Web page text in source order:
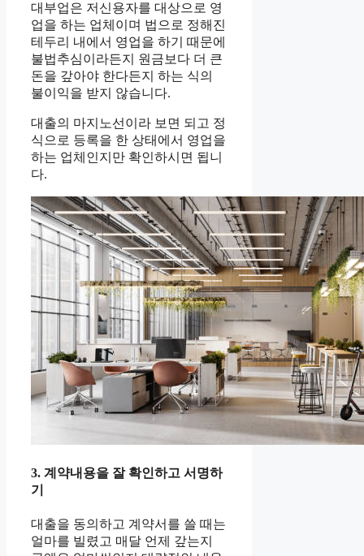
대부업은 저신용자를 대상으로 영
업을 하는 업체이며 법으로 정해진
테두리 내에서 영업을 하기 때문에
불법추심이라든지 원금보다 더 큰
돈을 갚아야 한다든지 하는 식의
불이익을 받지 않습니다.
대출의 마지노선이라 보면 되고 정
식으로 등록을 한 상태에서 영업을
하는 업체인지만 확인하시면 됩니
다.
3. 계약내용을 잘 확인하고 서명하
기
대출을 동의하고 계약서를 쓸 때는
얼마를 빌렸고 매달 언제 갚는지